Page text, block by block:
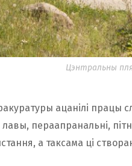
Цэнтральны
ацанілі
пераапранальні,
а таксама ці